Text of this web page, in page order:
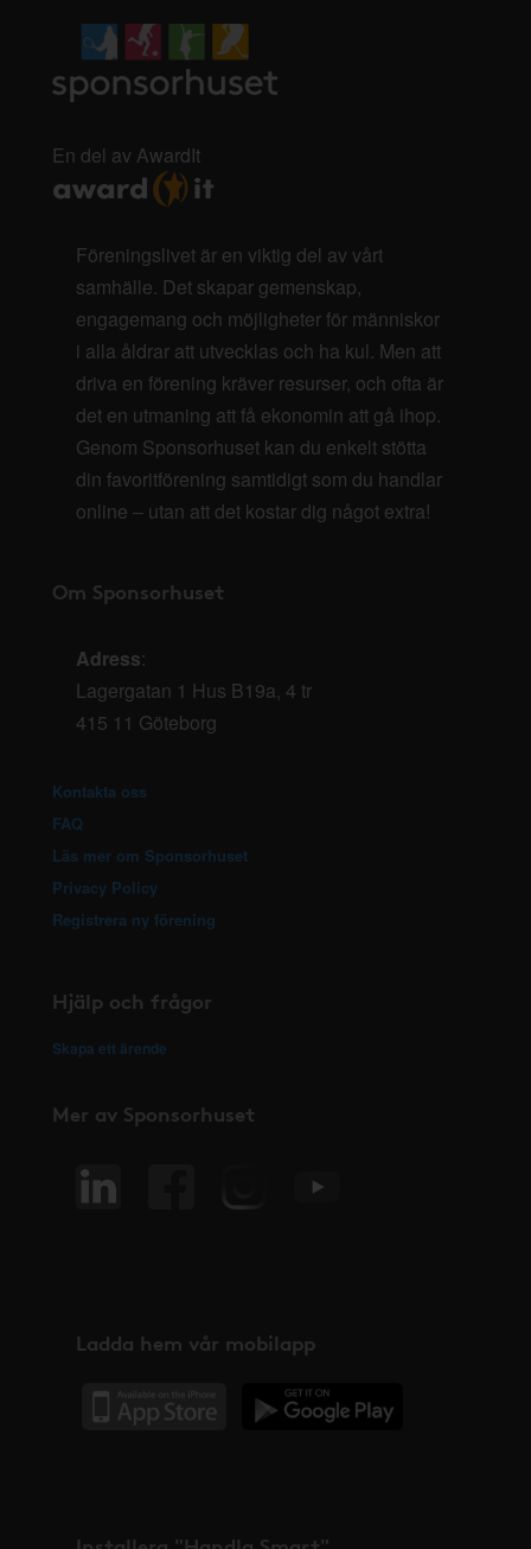
En del av AwardIt
Föreningslivet är en viktig del av vårt
samhälle. Det skapar gemenskap,
engagemang och möjligheter för människor
i alla åldrar att utvecklas och ha kul. Men att
driva en förening kräver resurser, och ofta är
det en utmaning att få ekonomin att gå ihop.
Genom Sponsorhuset kan du enkelt stötta
din favoritförening samtidigt som du handlar
online – utan att det kostar dig något extra!
Om Sponsorhuset
Adress:
Lagergatan 1 Hus B19a, 4 tr
415 11 Göteborg
Kontakta oss
FAQ
Läs mer om Sponsorhuset
Privacy Policy
Registrera ny förening
Hjälp och frågor
Skapa ett ärende
Mer av Sponsorhuset
Ladda hem vår mobilapp